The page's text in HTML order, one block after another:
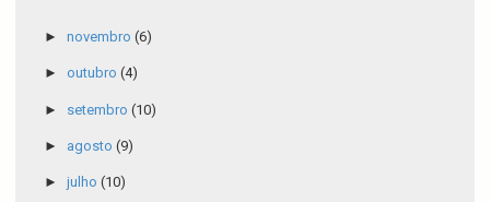
► novembro (6)
► outubro (4)
► setembro (10)
► agosto (9)
► julho (10)